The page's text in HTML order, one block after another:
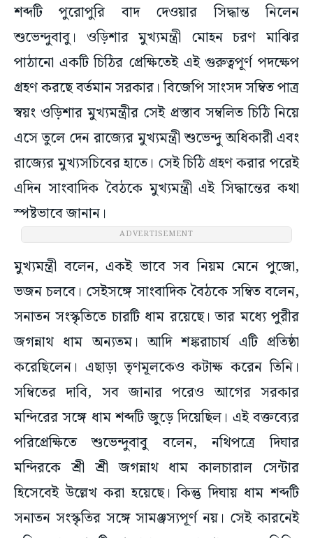
শব্দটি পুরোপুরি বাদ দেওয়ার সিদ্ধান্ত নিলেন
শুভেন্দুবাবু। ওড়িশার মুখ্যমন্ত্রী মোহন চরণ মাঝির
পাঠানো একটি চিঠির প্রেক্ষিতেই এই গুরুত্বপূর্ণ পদক্ষেপ
গ্রহণ করছে বর্তমান সরকার। বিজেপি সাংসদ সম্বিত পাত্র
স্বয়ং ওড়িশার মুখ্যমন্ত্রীর সেই প্রস্তাব সম্বলিত চিঠি নিয়ে
এসে তুলে দেন রাজ্যের মুখ্যমন্ত্রী শুভেন্দু অধিকারী এবং
রাজ্যের মুখ্যসচিবের হাতে। সেই চিঠি গ্রহণ করার পরেই
এদিন সাংবাদিক বৈঠকে মুখ্যমন্ত্রী এই সিদ্ধান্তের কথা
স্পষ্টভাবে জানান।
ADVERTISEMENT
মুখ্যমন্ত্রী বলেন, একই ভাবে সব নিয়ম মেনে পুজো,
ভজন চলবে। সেইসঙ্গে সাংবাদিক বৈঠকে সম্বিত বলেন,
সনাতন সংস্কৃতিতে চারটি ধাম রয়েছে। তার মধ্যে পুরীর
জগন্নাথ ধাম অন্যতম। আদি শঙ্করাচার্য এটি প্রতিষ্ঠা
করেছিলেন। এছাড়া তৃণমূলকেও কটাক্ষ করেন তিনি।
সম্বিতের দাবি, সব জানার পরেও আগের সরকার
মন্দিরের সঙ্গে ধাম শব্দটি জুড়ে দিয়েছিল। এই বক্তব্যের
পরিপ্রেক্ষিতে শুভেন্দুবাবু বলেন, নথিপত্রে দিঘার
মন্দিরকে শ্রী শ্রী জগন্নাথ ধাম কালচারাল সেন্টার
হিসেবেই উল্লেখ করা হয়েছে। কিন্তু দিঘায় ধাম শব্দটি
সনাতন সংস্কৃতির সঙ্গে সামঞ্জস্যপূর্ণ নয়। সেই কারনেই